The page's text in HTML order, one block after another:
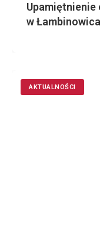
w
AKTUALNOŚCI